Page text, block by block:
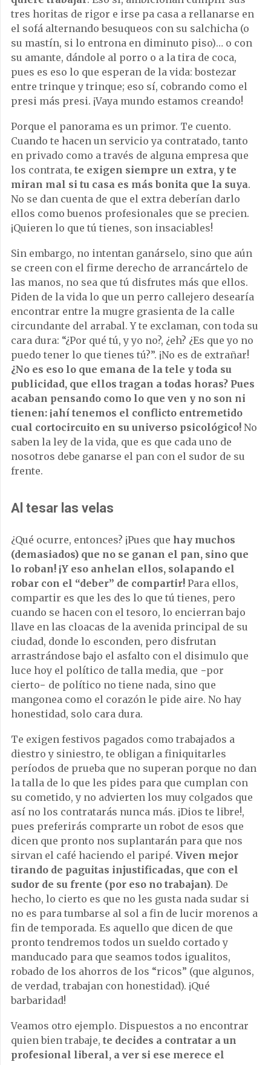
tres horitas de rigor e irse pa casa a rellanarse en
el sofá alternando besuqueos con su salchicha (o
su mastín, si lo entrona en diminuto piso)… o con
su amante, dándole al porro o a la tira de coca,
pues es eso lo que esperan de la vida: bostezar
entre trinque y trinque; eso sí, cobrando como el
presi más presi. ¡Vaya mundo estamos creando!
Porque el panorama es un primor. Te cuento.
Cuando te hacen un servicio ya contratado, tanto
en privado como a través de alguna empresa que
los contrata, te exigen siempre un extra, y te
miran mal si tu casa es más bonita que la suya.
No se dan cuenta de que el extra deberían darlo
ellos como buenos profesionales que se precien.
¡Quieren lo que tú tienes, son insaciables!
Sin embargo, no intentan ganárselo, sino que aún
se creen con el firme derecho de arrancártelo de
las manos, no sea que tú disfrutes más que ellos.
Piden de la vida lo que un perro callejero desearía
encontrar entre la mugre grasienta de la calle
circundante del arrabal. Y te exclaman, con toda su
cara dura: “¿Por qué tú, y yo no?, ¿eh? ¿Es que yo no
puedo tener lo que tienes tú?”. ¡No es de extrañar!
¿No es eso lo que emana de la tele y toda su
publicidad, que ellos tragan a todas horas? Pues
acaban pensando como lo que ven y no son ni
tienen: ¡ahí tenemos el conflicto entremetido
cual cortocircuito en su universo psicológico! No
saben la ley de la vida, que es que cada uno de
nosotros debe ganarse el pan con el sudor de su
frente.
Al tesar las velas
¿Qué ocurre, entonces? ¡Pues que hay muchos
(demasiados) que no se ganan el pan, sino que
lo roban! ¡Y eso anhelan ellos, solapando el
robar con el “deber” de compartir! Para ellos,
compartir es que les des lo que tú tienes, pero
cuando se hacen con el tesoro, lo encierran bajo
llave en las cloacas de la avenida principal de su
ciudad, donde lo esconden, pero disfrutan
arrastrándose bajo el asfalto con el disimulo que
luce hoy el político de talla media, que −por
cierto− de político no tiene nada, sino que
mangonea como el corazón le pide aire. No hay
honestidad, solo cara dura.
Te exigen festivos pagados como trabajados a
diestro y siniestro, te obligan a finiquitarles
períodos de prueba que no superan porque no dan
la talla de lo que les pides para que cumplan con
su cometido, y no advierten los muy colgados que
así no los contratarás nunca más. ¡Dios te libre!,
pues preferirás comprarte un robot de esos que
dicen que pronto nos suplantarán para que nos
sirvan el café haciendo el paripé. Viven mejor
tirando de paguitas injustificadas, que con el
sudor de su frente (por eso no trabajan). De
hecho, lo cierto es que no les gusta nada sudar si
no es para tumbarse al sol a fin de lucir morenos a
fin de temporada. Es aquello que dicen de que
pronto tendremos todos un sueldo cortado y
manducado para que seamos todos igualitos,
robado de los ahorros de los “ricos” (que algunos,
de verdad, trabajan con honestidad). ¡Qué
barbaridad!
Veamos otro ejemplo. Dispuestos a no encontrar
quien bien trabaje, te decides a contratar a un
profesional liberal, a ver si ese merece el